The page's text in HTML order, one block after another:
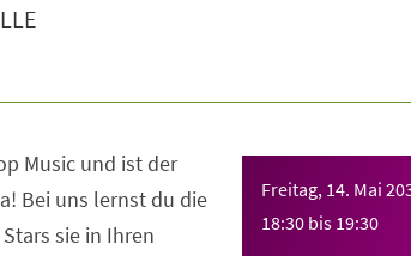
Freitag, 14. Mai
18:30 bis 19:30
Music und ist der
Bei uns lernst du die
sie in Ihren